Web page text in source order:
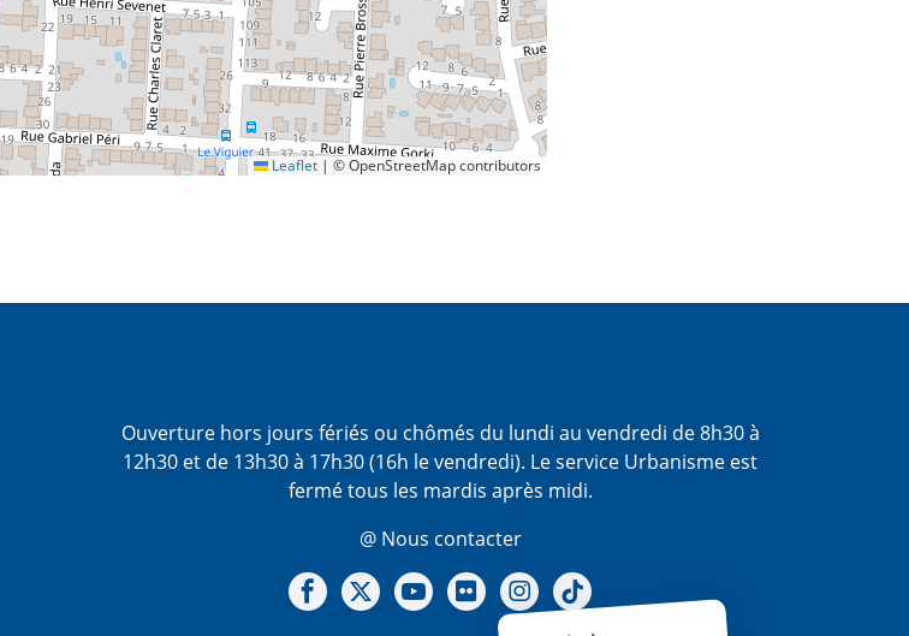
Leaflet | © OpenStreetMap contributors
Ouverture hors jours fériés ou chômés du lundi au vendredi de 8h30 à
12h30 et de 13h30 à 17h30 (16h le vendredi). Le service Urbanisme est
fermé tous les mardis après midi.
@ Nous contacter
Notre Facebook
Notre X - (twitter)
Notre chaine Youtube
Notre Gallerie sur Flickr
Notre Instagram